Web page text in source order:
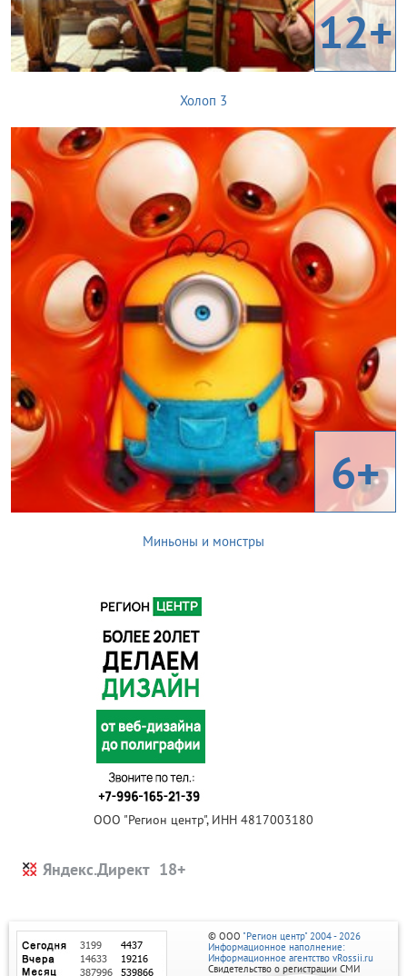
12+
Холоп 3
6+
Миньоны и монстры
ООО "Регион центр", ИНН 4817003180
Яндекс.Директ
© ООО "Регион центр" 2004 - 2026
Информационное наполнение:
Информационное агентство vRossii.ru
Свидетельство о регистрации СМИ